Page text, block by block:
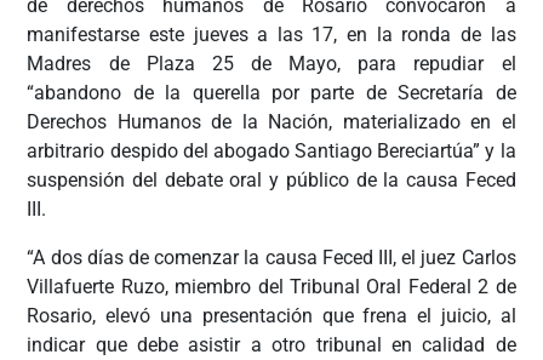
de derechos humanos de Rosario convocaron a
manifestarse este jueves a las 17, en la ronda de las
Madres de Plaza 25 de Mayo, para repudiar el
“abandono de la querella por parte de Secretaría de
Derechos Humanos de la Nación, materializado en el
arbitrario despido del abogado Santiago Bereciartúa” y la
suspensión del debate oral y público de la causa Feced
III.
“A dos días de comenzar la causa Feced III, el juez Carlos
Villafuerte Ruzo, miembro del Tribunal Oral Federal 2 de
Rosario, elevó una presentación que frena el juicio, al
indicar que debe asistir a otro tribunal en calidad de